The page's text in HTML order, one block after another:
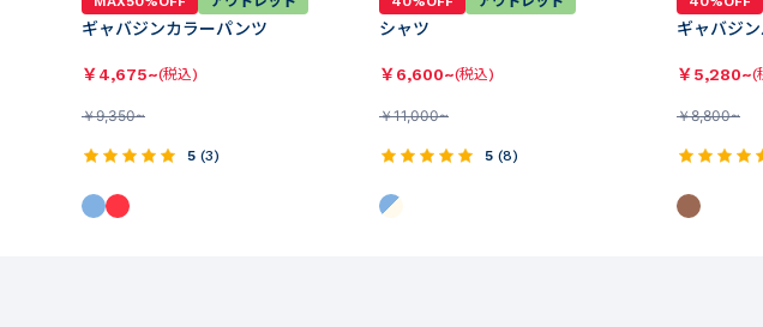
ギャバジンカラーパンツ
￥4,675~(税込)
￥9,350~
5 (3)
シャツ
￥6,600~(税込)
￥11,000~
5 (8)
ギャバジ
￥5,280~(
￥8,800~